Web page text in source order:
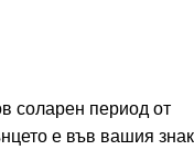
соларен период от
е във вашия знак